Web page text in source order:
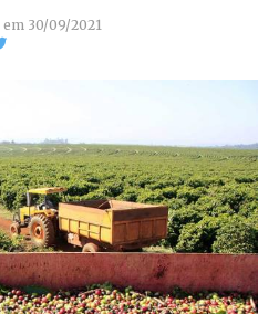
em 30/09/2021